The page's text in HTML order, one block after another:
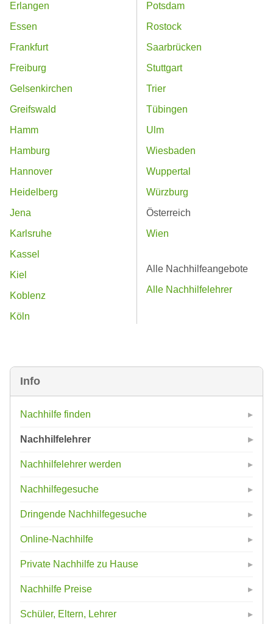
Info
Nachhilfe finden
Nachhilfelehrer
Nachhilfelehrer werden
Nachhilfegesuche
Dringende Nachhilfegesuche
Online-Nachhilfe
Private Nachhilfe zu Hause
Nachhilfe Preise
Schüler, Eltern, Lehrer
Erlangen
Essen
Frankfurt
Freiburg
Gelsenkirchen
Greifswald
Hamm
Hamburg
Hannover
Heidelberg
Jena
Karlsruhe
Kassel
Kiel
Koblenz
Köln
Potsdam
Rostock
Saarbrücken
Stuttgart
Trier
Tübingen
Ulm
Wiesbaden
Wuppertal
Würzburg
Österreich
Wien
Alle Nachhilfeangebote
Alle Nachhilfelehrer